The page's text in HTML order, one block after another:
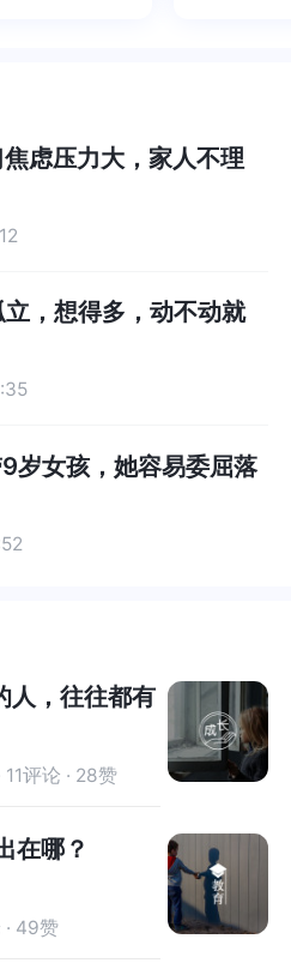
：1、了解孩子的兴趣和爱
选择他们的道路。2、高中
岭，这点在《龙鸣少年》
一下内容。3、学会与孩子
样才能有助于孩子提高学
套做一套，尤其是家长对
那就会让孩子失望，一但
去就很难了。对于信任二
的。5、科学教育的方式可
育方式。以上内容仅限参
：1、了解孩子的兴趣和爱
选择他们的道路。2、高中
岭，这点在《龙鸣少年》
一下内容。3、学会与孩子
样才能有助于孩子提高学
套做一套，尤其是家长对
那就会让孩子失望，一但
去就很难了。对于信任二
的。5、科学教育的方式可
育方式。以上内容仅限参
朵莉莉，世界和我爱着
，世界和我爱着你。
到了🙏❤️
人，往往都有
评论 · 28赞
在哪？
· 49赞